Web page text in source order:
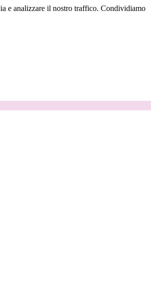
e analizzare il nostro traffico. Condividiamo